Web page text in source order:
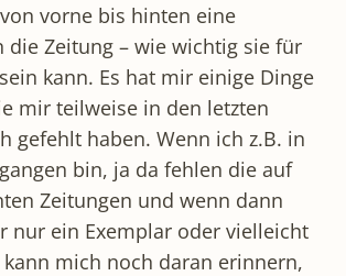
vorne bis hinten eine
die Zeitung – wie wichtig sie für
kann. Es hat mir einige Dinge
mir teilweise in den letzten
gefehlt haben. Wenn ich z.B. in
bin, ja da fehlen die auf
Zeitungen und wenn dann
nur ein Exemplar oder vielleicht
mich noch daran erinnern,